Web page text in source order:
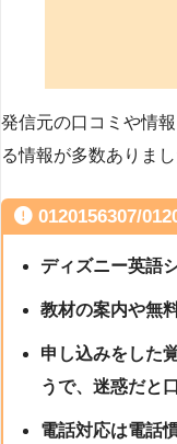
発信元の口コミや情
る情報が多数ありまし
0120156307/
ディズニー英語
教材の案内や無
申し込みをした
うで、迷惑だと
電話対応は電話